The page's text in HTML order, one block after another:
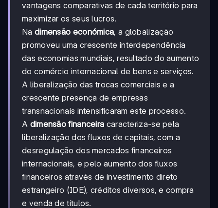
vantagens comparativas de cada território para
maximizar os seus lucros.
Na dimensão económica, a globalização
promoveu uma crescente interdependência
das economias mundiais, resultado do aumento
do comércio internacional de bens e serviços.
A liberalização das trocas comerciais e a
crescente presença de empresas
transnacionais intensificaram este processo.
A dimensão financeira caracteriza-se pela
liberalização dos fluxos de capitais, com a
desregulação dos mercados financeiros
internacionais, e pelo aumento dos fluxos
financeiros através de investimento direto
estrangeiro (IDE), créditos diversos, e compra
e venda de títulos.